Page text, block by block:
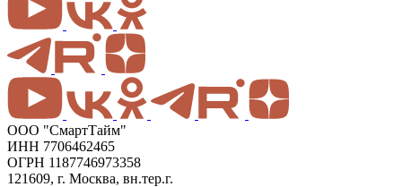
ООО "СмартТайм"
ИНН 7706462465
ОГРН 1187746973358
121609, г. Москва, вн.тер.г.